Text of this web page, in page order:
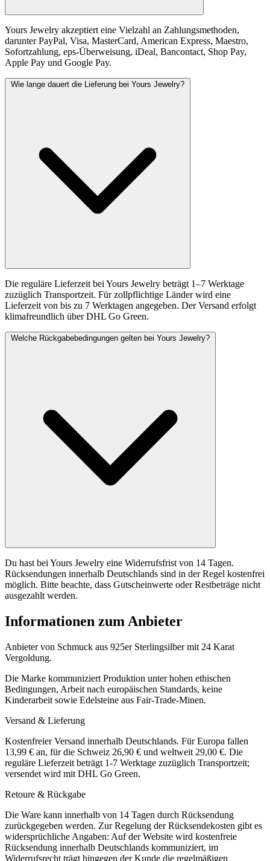
Yours Jewelry akzeptiert eine Vielzahl an Zahlungsmethoden,
darunter PayPal, Visa, MasterCard, American Express, Maestro,
Sofortzahlung, eps-Überweisung, iDeal, Bancontact, Shop Pay,
Apple Pay und Google Pay.
Wie lange dauert die Lieferung bei Yours Jewelry?
Die reguläre Lieferzeit bei Yours Jewelry beträgt 1–7 Werktage
zuzüglich Transportzeit. Für zollpflichtige Länder wird eine
Lieferzeit von bis zu 7 Werktagen angegeben. Der Versand erfolgt
klimafreundlich über DHL Go Green.
Welche Rückgabebedingungen gelten bei Yours Jewelry?
Du hast bei Yours Jewelry eine Widerrufsfrist von 14 Tagen.
Rücksendungen innerhalb Deutschlands sind in der Regel kostenfrei
möglich. Bitte beachte, dass Gutscheinwerte oder Restbeträge nicht
ausgezahlt werden.
Informationen zum Anbieter
Anbieter von Schmuck aus 925er Sterlingsilber mit 24 Karat
Vergoldung.
Die Marke kommuniziert Produktion unter hohen ethischen
Bedingungen, Arbeit nach europäischen Standards, keine
Kinderarbeit sowie Edelsteine aus Fair-Trade-Minen.
Versand & Lieferung
Kostenfreier Versand innerhalb Deutschlands. Für Europa fallen
13,99 € an, für die Schweiz 26,90 € und weltweit 29,00 €. Die
reguläre Lieferzeit beträgt 1-7 Werktage zuzüglich Transportzeit;
versendet wird mit DHL Go Green.
Retoure & Rückgabe
Die Ware kann innerhalb von 14 Tagen durch Rücksendung
zurückgegeben werden. Zur Regelung der Rücksendekosten gibt es
widersprüchliche Angaben: Auf der Website wird kostenfreie
Rücksendung innerhalb Deutschlands kommuniziert, im
Widerrufsrecht trägt hingegen der Kunde die regelmäßigen